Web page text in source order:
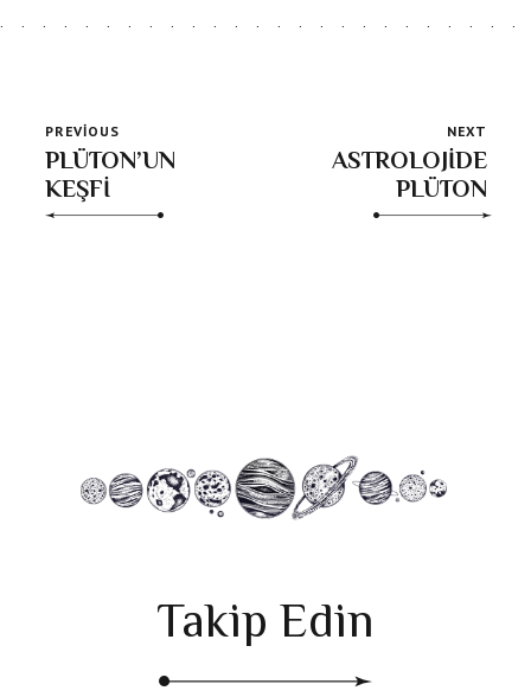
PREVIOUS
PLÜTON’UN
KEŞFİ
NEXT
ASTROLOJİDE
PLÜTON
Takip Edin